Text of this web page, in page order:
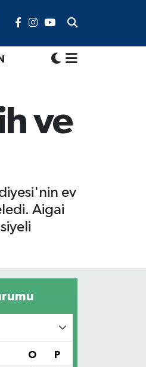
ve
ev
Aigai
O P